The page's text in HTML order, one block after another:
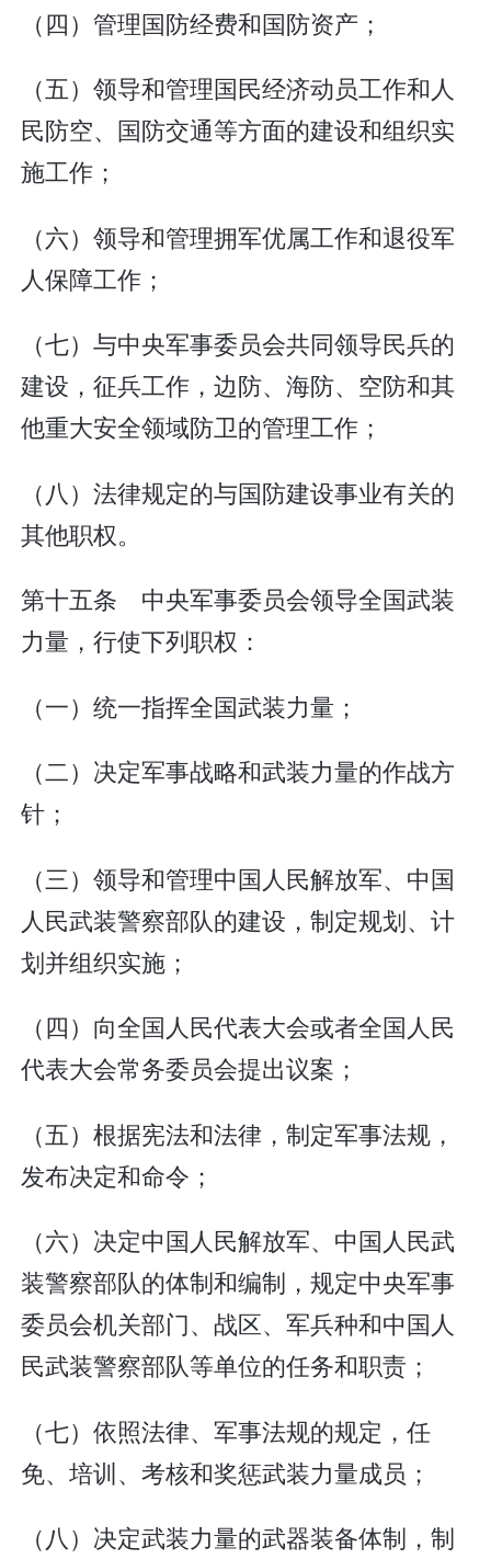
（四）管理国防经费和国防资产；
（五）领导和管理国民经济动员工作和人
民防空、国防交通等方面的建设和组织实
施工作；
（六）领导和管理拥军优属工作和退役军
人保障工作；
（七）与中央军事委员会共同领导民兵的
建设，征兵工作，边防、海防、空防和其
他重大安全领域防卫的管理工作；
（八）法律规定的与国防建设事业有关的
其他职权。
第十五条 中央军事委员会领导全国武装
力量，行使下列职权：
（一）统一指挥全国武装力量；
（二）决定军事战略和武装力量的作战方
针；
（三）领导和管理中国人民解放军、中国
人民武装警察部队的建设，制定规划、计
划并组织实施；
（四）向全国人民代表大会或者全国人民
代表大会常务委员会提出议案；
（五）根据宪法和法律，制定军事法规，
发布决定和命令；
（六）决定中国人民解放军、中国人民武
装警察部队的体制和编制，规定中央军事
委员会机关部门、战区、军兵种和中国人
民武装警察部队等单位的任务和职责；
（七）依照法律、军事法规的规定，任
免、培训、考核和奖惩武装力量成员；
（八）决定武装力量的武器装备体制，制